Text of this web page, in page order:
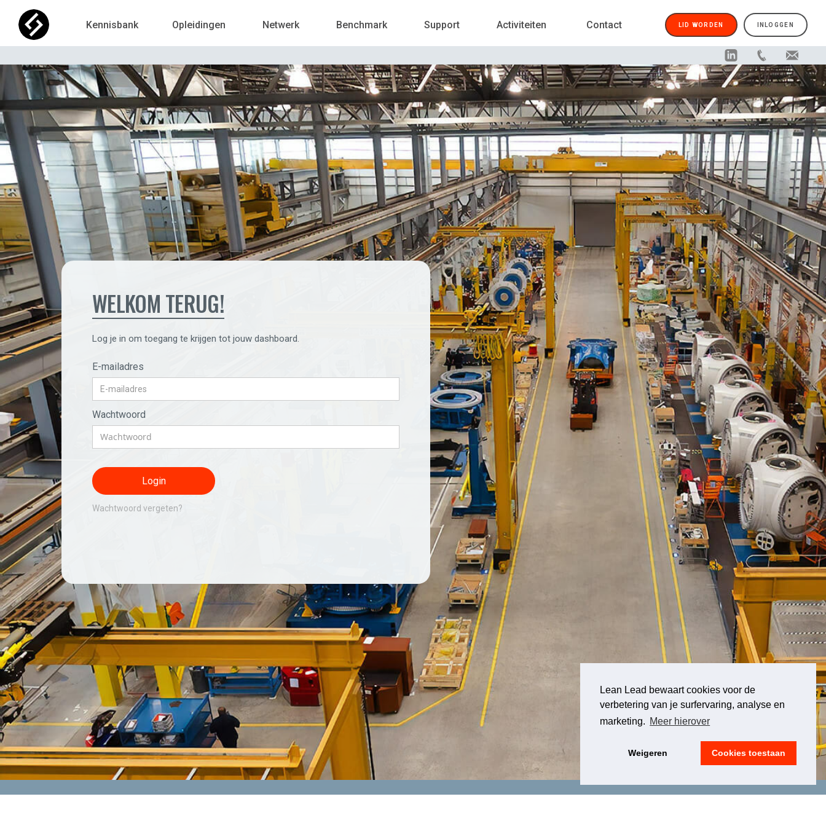
Lean Lead bewaart cookies voor de
verbetering van je surfervaring, analyse en
marketing. Meer hierover
Weigeren Cookies toestaan
LID WORDEN INLOGGEN
Kennisbank Opleidingen Netwerk Benchmark Support Activiteiten Contact
WELKOM TERUG!
Log je in om toegang te krijgen tot jouw dashboard.
E-mailadres
Wachtwoord
Wachtwoord vergeten?